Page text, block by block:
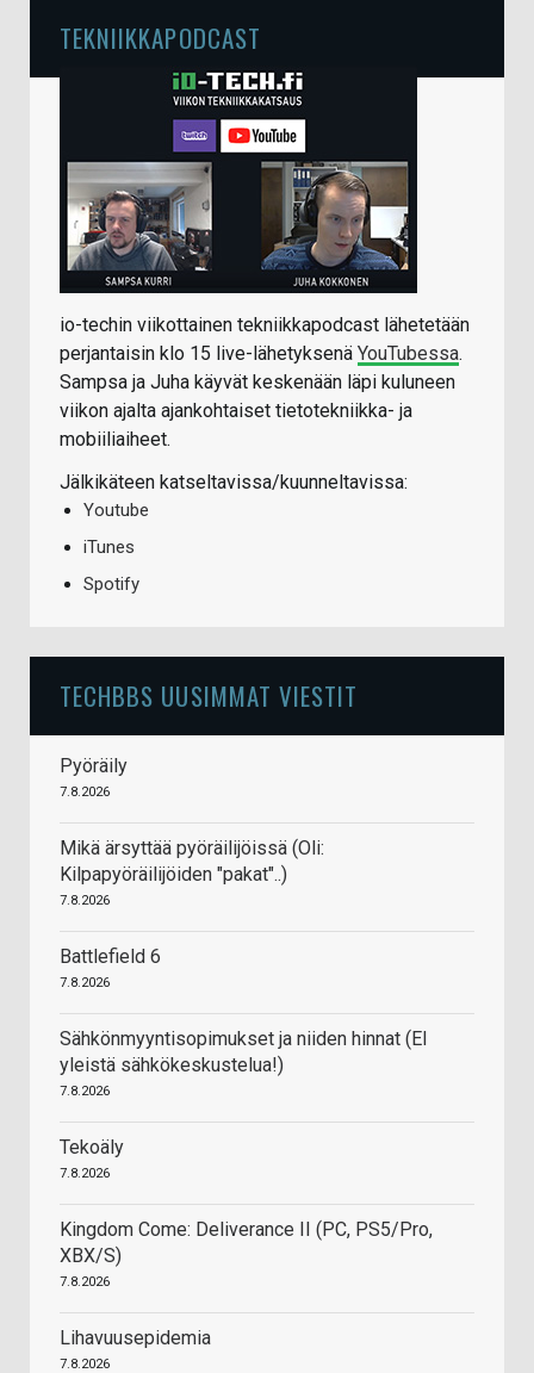
TEKNIIKKAPODCAST
io-techin viikottainen tekniikkapodcast lähetetään
perjantaisin klo 15 live-lähetyksenä YouTubessa.
Sampsa ja Juha käyvät keskenään läpi kuluneen
viikon ajalta ajankohtaiset tietotekniikka- ja
mobiiliaiheet.
Jälkikäteen katseltavissa/kuunneltavissa:
Youtube
iTunes
Spotify
TECHBBS UUSIMMAT VIESTIT
Pyöräily
7.8.2026
Mikä ärsyttää pyöräilijöissä (Oli:
Kilpapyöräilijöiden "pakat"..)
7.8.2026
Battlefield 6
7.8.2026
Sähkönmyyntisopimukset ja niiden hinnat (EI
yleistä sähkökeskustelua!)
7.8.2026
Tekoäly
7.8.2026
Kingdom Come: Deliverance II (PC, PS5/Pro,
XBX/S)
7.8.2026
Lihavuusepidemia
7.8.2026